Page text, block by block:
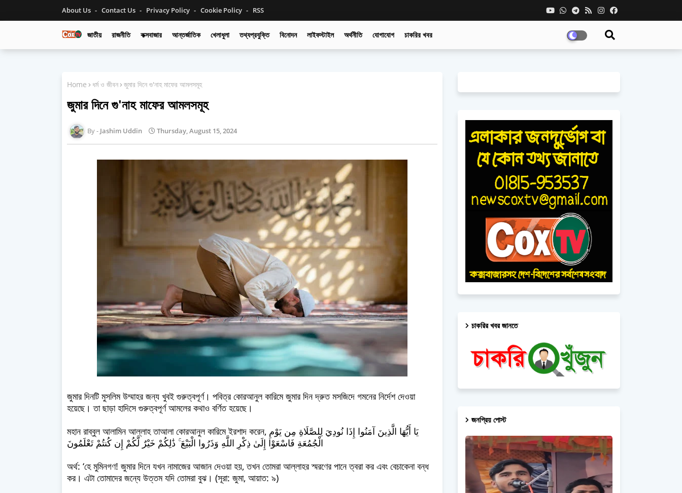
About Us Contact Us Privacy Policy Cookie Policy RSS
জাতীয় রাজনীতি কক্সবাজার আন্তর্জাতিক খেলাধুলা তথ্যপ্রযুক্তি বিনোদন লাইফস্টাইল অর্থনীতি যোগাযোগ চাকরির খবর
Home ধর্ম ও জীবন জুমার দিনে গু'নাহ মাফের আমলসমূহ
জুমার দিনে গু'নাহ মাফের আমলসমূহ
Jashim Uddin Thursday, August 15, 2024
জুমার দিনটি মুসলিম উম্মাহর জন্য খুবই গুরুত্বপূর্ণ। পবিত্র কোরআনুল কারিমে জুমার দিন দ্রুত মসজিদে গমনের নির্দেশ দেওয়া
হয়েছে। তা ছাড়া হাদিসে গুরুত্বপূর্ণ আমলের কথাও বর্ণিত হয়েছে।
মহান রাব্বুল আলামিন আল্লাহ তাআলা কোরআনুল কারিমে ইরশাদ করেন, يَا أَيُّهَا الَّذِينَ آمَنُوا إِذَا نُودِيَ لِلصَّلَاةِ مِن يَوْمِ
الْجُمُعَةِ فَاسْعَوْا إِلَىٰ ذِكْرِ اللَّهِ وَذَرُوا الْبَيْعَ ۚ ذَٰلِكُمْ خَيْرٌ لَّكُمْ إِن كُنتُمْ تَعْلَمُونَ
অর্থ: ‘হে মুমিনগণ! জুমার দিনে যখন নামাজের আজান দেওয়া হয়, তখন তোমরা আল্লাহর স্মরণের পানে ত্বরা কর এবং বেচাকেনা বন্ধ
কর। এটা তোমাদের জন্যে উত্তম যদি তোমরা বুঝ। (সূরা: জুমা, আয়াত: ৯)
চাকরির খবর জানতে
জনপ্রিয় পোস্ট